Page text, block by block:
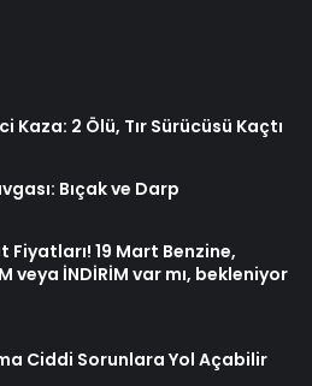
Kaza: 2 Ölü, Tır Sürücüsü Kaçtı
Bıçak ve Darp
Fiyatları! 19 Mart Benzine,
İNDİRİM var mı, bekleniyor
Ciddi Sorunlara Yol Açabilir